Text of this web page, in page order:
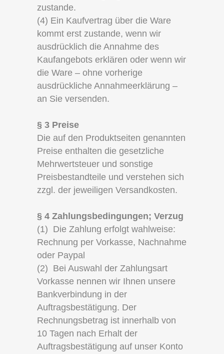
zustande.
(4) Ein Kaufvertrag über die Ware
kommt erst zustande, wenn wir
ausdrücklich die Annahme des
Kaufangebots erklären oder wenn wir
die Ware – ohne vorherige
ausdrückliche Annahmeerklärung –
an Sie versenden.
§ 3 Preise
Die auf den Produktseiten genannten
Preise enthalten die gesetzliche
Mehrwertsteuer und sonstige
Preisbestandteile und verstehen sich
zzgl. der jeweiligen Versandkosten.
§ 4 Zahlungsbedingungen; Verzug
(1) Die Zahlung erfolgt wahlweise:
Rechnung per Vorkasse, Nachnahme
oder Paypal
(2) Bei Auswahl der Zahlungsart
Vorkasse nennen wir Ihnen unsere
Bankverbindung in der
Auftragsbestätigung. Der
Rechnungsbetrag ist innerhalb von
10 Tagen nach Erhalt der
Auftragsbestätigung auf unser Konto